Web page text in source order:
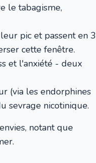
le tabagisme,
pic et passent en 3
cette fenêtre.
et l'anxiété - deux
(via les endorphines
sevrage nicotinique.
notant que